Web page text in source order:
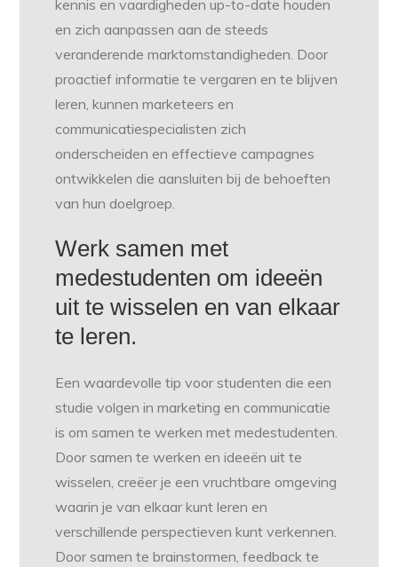
kennis en vaardigheden up-to-date houden
en zich aanpassen aan de steeds
veranderende marktomstandigheden. Door
proactief informatie te vergaren en te blijven
leren, kunnen marketeers en
communicatiespecialisten zich
onderscheiden en effectieve campagnes
ontwikkelen die aansluiten bij de behoeften
van hun doelgroep.
Werk samen met
medestudenten om ideeën
uit te wisselen en van elkaar
te leren.
Een waardevolle tip voor studenten die een
studie volgen in marketing en communicatie
is om samen te werken met medestudenten.
Door samen te werken en ideeën uit te
wisselen, creëer je een vruchtbare omgeving
waarin je van elkaar kunt leren en
verschillende perspectieven kunt verkennen.
Door samen te brainstormen, feedback te